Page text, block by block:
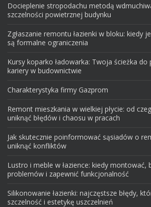
Docieplenie stropodachu metodą
szczelności powietrznej budynku
Zgłaszanie remontu łazienki w bloku: kiedy
są formalne ograniczenia
Kursy koparko ładowarka: Twoja ścieżka
kariery w budownictwie
Charakterystyka firmy Gazprom
Remont mieszkania w wielkiej płycie: od
uniknąć błędów i chaosu w pracach
Jak skutecznie poinformować sąsiadów o
uniknąć konfliktów
Lustro i meble w łazience: kiedy montować,
problemów i zapewnić funkcjonalność
Silikonowanie łazienki: najczęstsze błędy,
szczelność i estetykę uszczelnień